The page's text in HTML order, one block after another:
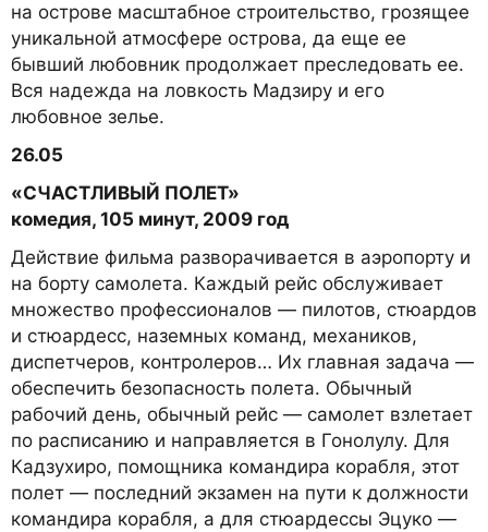
на острове масштабное строительство, грозящее
уникальной атмосфере острова, да еще ее
бывший любовник продолжает преследовать ее.
Вся надежда на ловкость Мадзиру и его
любовное зелье.
26.05
«СЧАСТЛИВЫЙ ПОЛЕТ»
комедия, 105 минут, 2009 год
Действие фильма разворачивается в аэропорту и
на борту самолета. Каждый рейс обслуживает
множество профессионалов — пилотов, стюардов
и стюардесс, наземных команд, механиков,
диспетчеров, контролеров… Их главная задача —
обеспечить безопасность полета. Обычный
рабочий день, обычный рейс — самолет взлетает
по расписанию и направляется в Гонолулу. Для
Кадзухиро, помощника командира корабля, этот
полет — последний экзамен на пути к должности
командира корабля, а для стюардессы Эцуко —